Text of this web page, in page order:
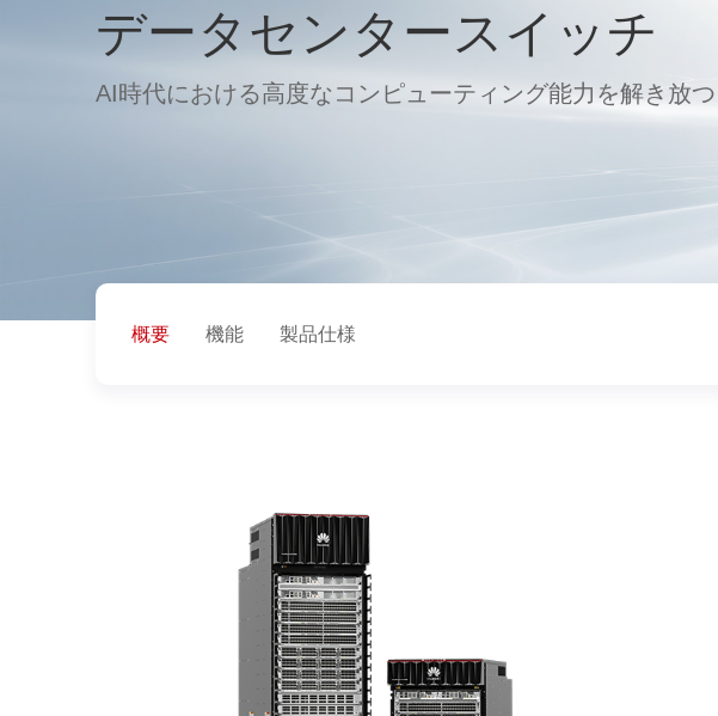
データセンタースイッチ
AI時代における高度なコンピューティング能力を解き放つ
概要 機能 製品仕様